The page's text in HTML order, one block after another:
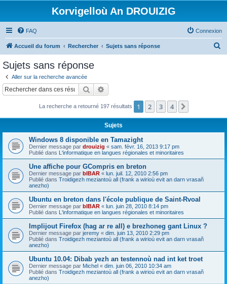
Korvigelloù An DROUIZIG
FAQ Connexion
Accueil du forum Rechercher Sujets sans réponse
c
Sujets sans réponse
Aller sur la recherche avancée
Rechercher
La recherche a retourné 197 résultats 1 2 3 4
Sujets
Windows 8 disponible en Tamazight
Dernier message par drouizig « sam. févr. 16, 2013 9:17 pm
Publié dans L'informatique en langues régionales et minoritaires
Une affiche pour GCompris en breton
Dernier message par bIBAR « lun. juil. 12, 2010 2:56 pm
Publié dans Troidigezh meziantoù all (frank a wirioù evit an darn vrasañ
anezho)
Ubuntu en breton dans l'école publique de Saint-Rvoal
Dernier message par bIBAR « lun. juin 28, 2010 8:14 pm
Publié dans L'informatique en langues régionales et minoritaires
Implijout Firefox (hag ar re all) e brezhoneg gant Linux ?
Dernier message par jeremy « dim. juin 13, 2010 2:29 pm
Publié dans Troidigezh meziantoù all (frank a wirioù evit an darn vrasañ
anezho)
Ubuntu 10.04: Dibab yezh an testennoù nad int ket troet
Dernier message par Michel « dim. juin 06, 2010 10:34 am
Publié dans Troidigezh meziantoù all (frank a wirioù evit an darn vrasañ
anezho)